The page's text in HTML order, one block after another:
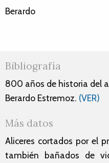
Berardo
Bibliografía
800 años de historia del
Berardo Estremoz. (VER)
Más datos
Aliceres cortados por el
también bañados de